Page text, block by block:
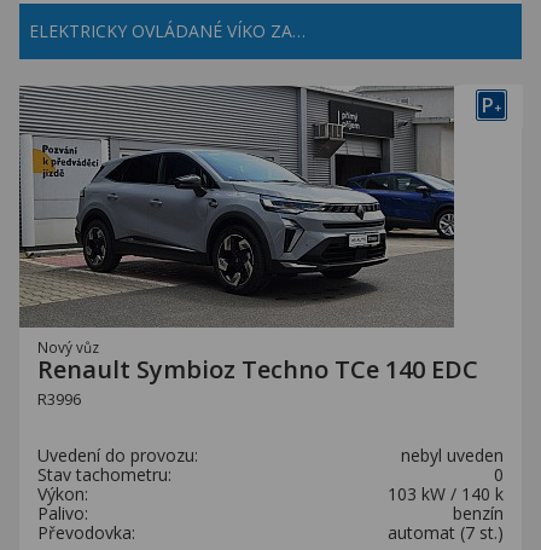
ELEKTRICKY OVLÁDANÉ VÍKO ZA…
P+
Nový vůz
Renault Symbioz Techno TCe 140 EDC
R3996
Uvedení do provozu:
nebyl uveden
Stav tachometru:
0
Výkon:
103 kW / 140 k
Palivo:
benzín
Převodovka:
automat (7 st.)